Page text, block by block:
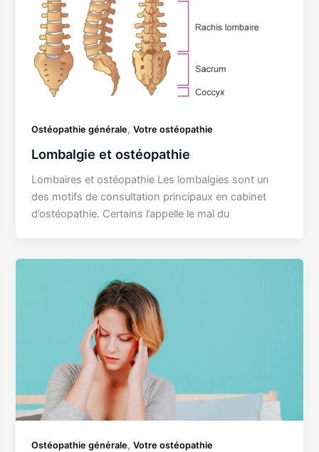
Ostéopathie générale,Votre ostéopathie
Lombalgie et ostéopathie
Lombaires et ostéopathie Les lombalgies sont un
des motifs de consultation principaux en cabinet
d’ostéopathie. Certains l’appelle le mal du
Ostéopathie générale,Votre ostéopathie